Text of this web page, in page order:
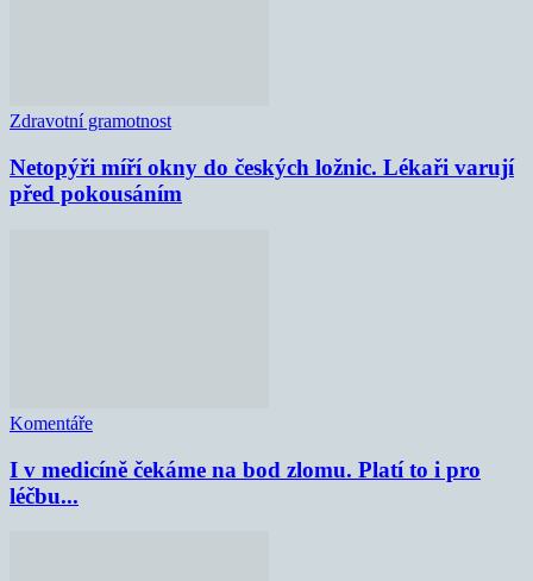
Zdravotní gramotnost
Netopýři míří okny do českých ložnic. Lékaři varují
před pokousáním
Komentáře
I v medicíně čekáme na bod zlomu. Platí to i pro
léčbu...